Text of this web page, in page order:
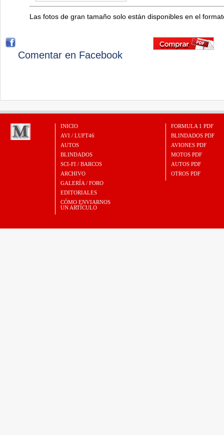
Las fotos de gran tamaño solo están disponibles en el
Comentar en Facebook
INICIO
AVI / LUFT46
AUTOS
BLINDADOS
SCI-FI / BARCOS
ARCHIVO
GALERÍA / FORO
EDITORIALES
CÓMO ENVIARNOS
UN ARTÍCULO
FORMULA 1 PDF
BLINDADOS PDF
AVIONES PDF
MOTOS PDF
AUTOS PDF
OTROS PDF